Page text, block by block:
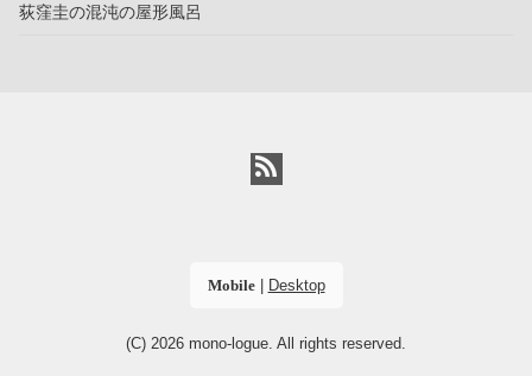
荻窪圭の混沌の屋形風呂
Mobile| Desktop
(C) 2026 mono-logue. All rights reserved.